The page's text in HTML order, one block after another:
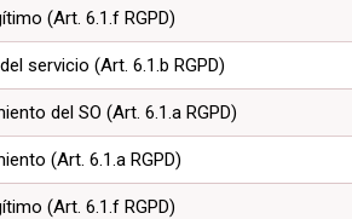
(Art. 6.1.f RGPD)
servicio (Art. 6.1.b RGPD)
del SO (Art. 6.1.a RGPD)
(Art. 6.1.a RGPD)
(Art. 6.1.f RGPD)